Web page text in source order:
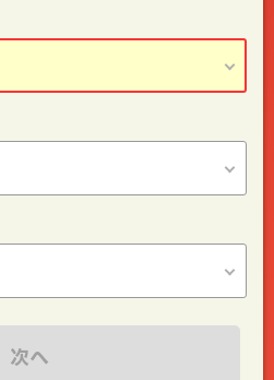
次へ